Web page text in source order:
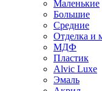
Маленькие
Большие
Средние
Отделка и
МДФ
Пластик
Alvic Luxe
Эмаль